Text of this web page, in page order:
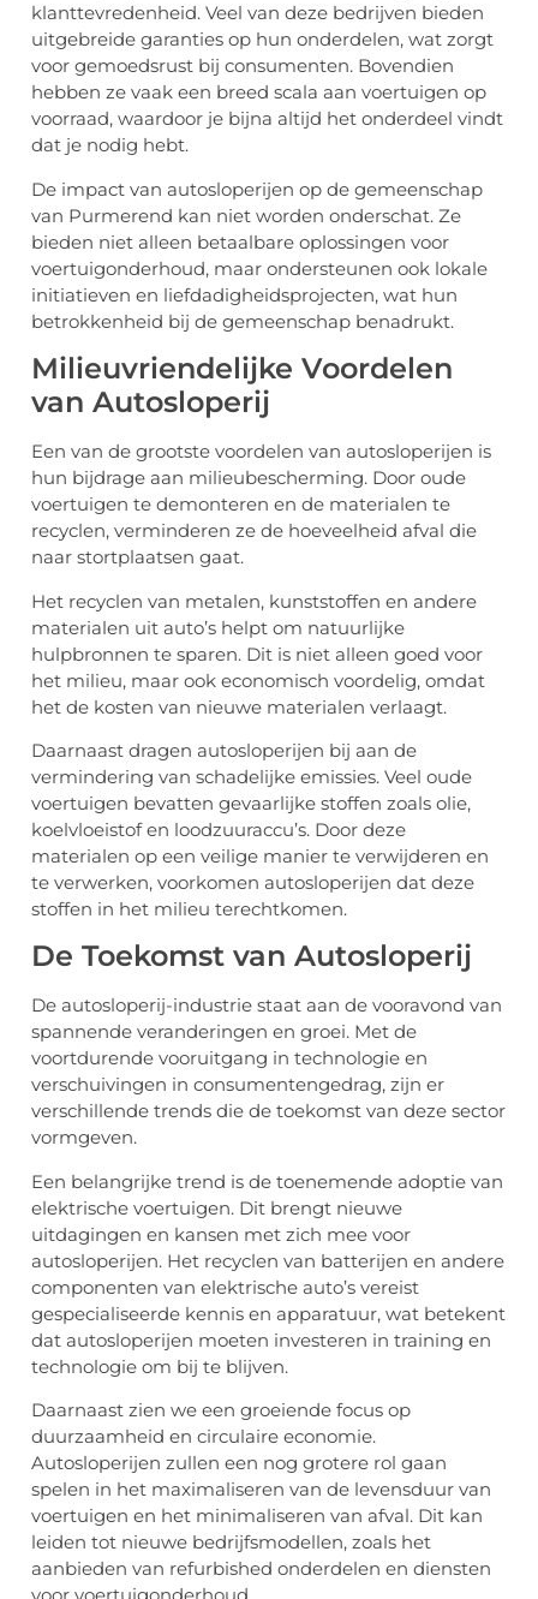
klanttevredenheid. Veel van deze bedrijven bieden
uitgebreide garanties op hun onderdelen, wat zorgt
voor gemoedsrust bij consumenten. Bovendien
hebben ze vaak een breed scala aan voertuigen op
voorraad, waardoor je bijna altijd het onderdeel vindt
dat je nodig hebt.
De impact van autosloperijen op de gemeenschap
van Purmerend kan niet worden onderschat. Ze
bieden niet alleen betaalbare oplossingen voor
voertuigonderhoud, maar ondersteunen ook lokale
initiatieven en liefdadigheidsprojecten, wat hun
betrokkenheid bij de gemeenschap benadrukt.
Milieuvriendelijke Voordelen
van Autosloperij
Een van de grootste voordelen van autosloperijen is
hun bijdrage aan milieubescherming. Door oude
voertuigen te demonteren en de materialen te
recyclen, verminderen ze de hoeveelheid afval die
naar stortplaatsen gaat.
Het recyclen van metalen, kunststoffen en andere
materialen uit auto’s helpt om natuurlijke
hulpbronnen te sparen. Dit is niet alleen goed voor
het milieu, maar ook economisch voordelig, omdat
het de kosten van nieuwe materialen verlaagt.
Daarnaast dragen autosloperijen bij aan de
vermindering van schadelijke emissies. Veel oude
voertuigen bevatten gevaarlijke stoffen zoals olie,
koelvloeistof en loodzuuraccu’s. Door deze
materialen op een veilige manier te verwijderen en
te verwerken, voorkomen autosloperijen dat deze
stoffen in het milieu terechtkomen.
De Toekomst van Autosloperij
De autosloperij-industrie staat aan de vooravond van
spannende veranderingen en groei. Met de
voortdurende vooruitgang in technologie en
verschuivingen in consumentengedrag, zijn er
verschillende trends die de toekomst van deze sector
vormgeven.
Een belangrijke trend is de toenemende adoptie van
elektrische voertuigen. Dit brengt nieuwe
uitdagingen en kansen met zich mee voor
autosloperijen. Het recyclen van batterijen en andere
componenten van elektrische auto’s vereist
gespecialiseerde kennis en apparatuur, wat betekent
dat autosloperijen moeten investeren in training en
technologie om bij te blijven.
Daarnaast zien we een groeiende focus op
duurzaamheid en circulaire economie.
Autosloperijen zullen een nog grotere rol gaan
spelen in het maximaliseren van de levensduur van
voertuigen en het minimaliseren van afval. Dit kan
leiden tot nieuwe bedrijfsmodellen, zoals het
aanbieden van refurbished onderdelen en diensten